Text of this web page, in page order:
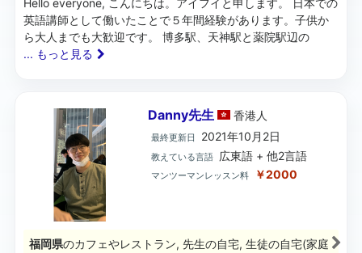
Hello everyone, こんにちは。アイフイと申します。 日本での
英語講師として働いたことで５年間経験があります。子供か
ら大人までも大歓迎です。 博多駅、天神駅と薬院駅辺の
... もっと見る
Danny先生 香港人
最終更新日 2021年10月2日
教えている言語 広東語 + 他2言語
マンツーマンレッスン料 ￥2000
福岡県のカフェやレストラン, 先生の自宅, 生徒の自宅(家庭